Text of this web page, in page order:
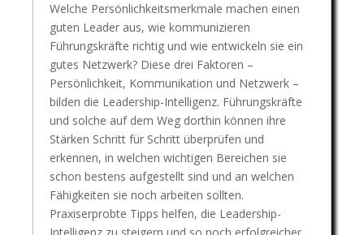
Welche Persönlichkeitsmerkmale machen einen
guten Leader aus, wie kommunizieren
Führungskräfte richtig und wie entwickeln sie ein
gutes Netzwerk? Diese drei Faktoren –
Persönlichkeit, Kommunikation und Netzwerk –
bilden die Leadership-Intelligenz. Führungskräfte
und solche auf dem Weg dorthin können ihre
Stärken Schritt für Schritt überprüfen und
erkennen, in welchen wichtigen Bereichen sie
schon bestens aufgestellt sind und an welchen
Fähigkeiten sie noch arbeiten sollten.
Praxiserprobte Tipps helfen, die Leadership-